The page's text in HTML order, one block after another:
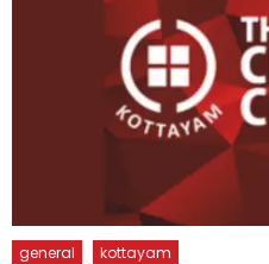
general kottayam